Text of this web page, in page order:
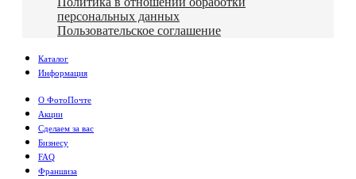
персональных данных
Пользовательское соглашение
Каталог
Информация
О ФотоПочте
Акции
Сделаем за вас
Бизнесу
FAQ
Франшиза